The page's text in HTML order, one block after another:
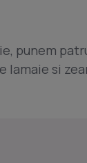
punem
lamaie si